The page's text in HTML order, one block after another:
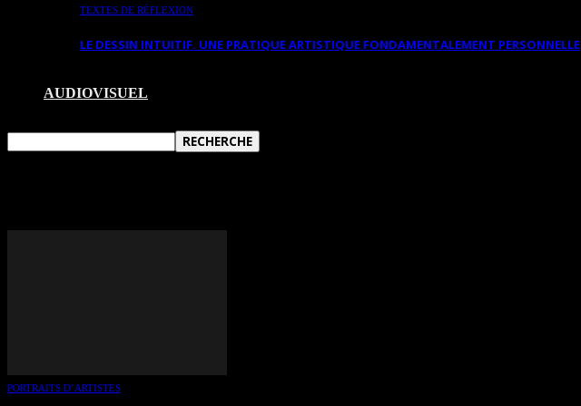
TEXTES DE RÉFLEXION
LE DESSIN INTUITIF. UNE PRATIQUE ARTISTIQUE FONDAMENTALEMENT PERSONNELLE
AUDIOVISUEL
PORTRAITS D’ARTISTES